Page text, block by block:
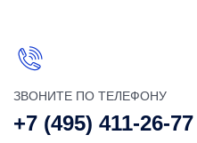
ЗВОНИТЕ ПО ТЕЛЕФОНУ
+7 (495) 411-26-77